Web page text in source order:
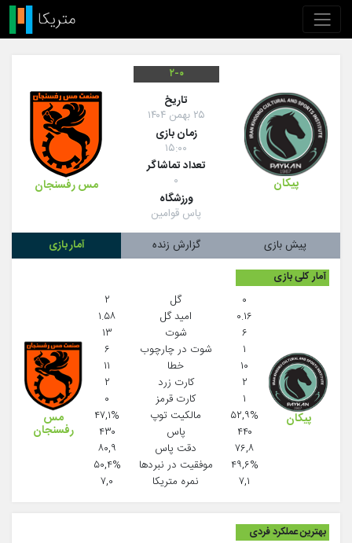
پیکان
۲-۰
تاريخ
۲۵ بهمن ۱۴۰۴
زمان بازی
۱۵:۰۰
تعداد تماشاگر
۰
ورزشگاه
پاس قوامین
مس رفسنجان
پیش بازی گزارش زنده آمار بازی
آمار کلی بازی
پیکان
۰
۰.۱۶
۶
۱
۱۰
۲
۱
۵۲,۹%
۴۴۰
۷۶,۸
۴۹,۶%
۷,۱
گل
امید گل
شوت
شوت در چارچوب
خطا
کارت زرد
کارت قرمز
مالکیت توپ
پاس
دقت پاس
موفقيت در نبردها
نمره متریکا
۲
۱.۵۸
۱۳
۶
۱۱
۲
۰
۴۷,۱%
۴۳۰
۸۰,۹
۵۰,۴%
۷,۰
مس
رفسنجان
بهترین عملکرد فردی